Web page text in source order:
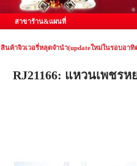
สาขาร้าน&แผนที่
สินค้าจิวเวอรี่หลุดจำนำ(updateใหม่ในรอบอาทิ
RJ21166: แหวนเพชร